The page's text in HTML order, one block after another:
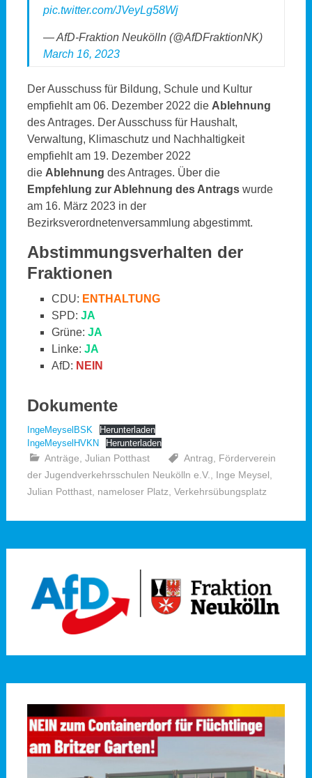
pic.twitter.com/JVeyLg58Wj
— AfD-Fraktion Neukölln (@AfDFraktionNK)
March 16, 2023
Der Ausschuss für Bildung, Schule und Kultur
empfiehlt am 06. Dezember 2022 die Ablehnung
des Antrages. Der Ausschuss für Haushalt,
Verwaltung, Klimaschutz und Nachhaltigkeit
empfiehlt am 19. Dezember 2022
die Ablehnung des Antrages. Über die
Empfehlung zur Ablehnung des Antragswurde
am 16. März 2023 in der
Bezirksverordnetenversammlung abgestimmt.
Abstimmungsverhalten der
Fraktionen
CDU: ENTHALTUNG
SPD: JA
Grüne: JA
Linke: JA
AfD: NEIN
Dokumente
IngeMeyselBSK
Herunterladen
IngeMeyselHVKN
Herunterladen
Anträge Julian Potthast Antrag
Förderverein
der Jugendverkehrsschulen Neukölln e.V.
Inge Meysel
Julian Potthast, nameloser Platz Verkehrsübungsplatz